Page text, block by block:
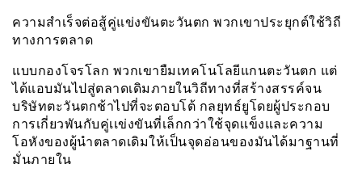
ความสำเร็จต่อสู้คู่แข่งขันตะวันตก พวกเขาประยุกต์ใช้วิถี
ทางการตลาด
แบบกองโจรโลก พวกเขายืมเทคโนโลยีแกนตะวันตก แต่
ได้แอบมันไปสู่ตลาดเดิมภายในวิถีทางที่สร้างสรรค์จน
บริษัทตะวันตกช้าไปที่จะตอบโต้ กลยุทธ์ยูโดยผู้ประกอบ
การเกี่ยวพันกับคู่เเข่งขันที่เล็กกว่าใช้จุดเเข็งและความ
โอหังของผู้นำตลาดเดิมให้เป็นจุดอ่อนของมันได้มาฐานที่
มั่นภายใน